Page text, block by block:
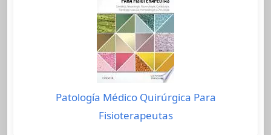
Patología Médico Quirúrgica Para
Fisioterapeutas